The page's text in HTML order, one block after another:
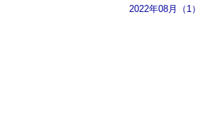
2022年08月（1）